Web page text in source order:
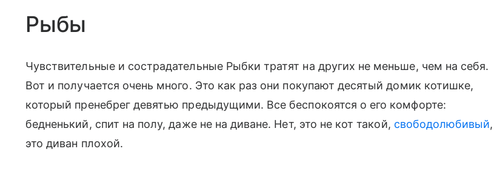
Рыбы
Чувствительные и сострадательные Рыбки тратят на других не меньше, чем на себя.
Вот и получается очень много. Это как раз они покупают десятый домик котишке,
который пренебрег девятью предыдущими. Все беспокоятся о его комфорте:
бедненький, спит на полу, даже не на диване. Нет, это не кот такой, свободолюбивый,
это диван плохой.